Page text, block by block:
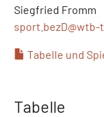
Siegfried Fromm
sport.bezD@wtb-
Tabelle und
Tabelle